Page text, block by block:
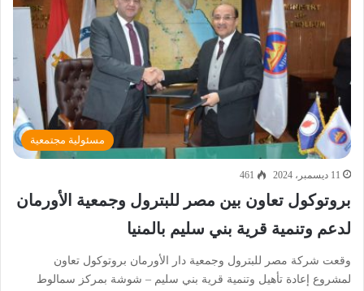
مسئولية مجتمعية
11 ديسمبر، 2024 461
بروتوكول تعاون بين مصر للبترول وجمعية الأورمان
لدعم وتنمية قرية بني سليم بالمنيا
وقعت شركة مصر للبترول وجمعية دار الأورمان بروتوكول تعاون
لمشروع إعادة تأهيل وتنمية قرية بني سليم – شوشة بمركز سمالوط